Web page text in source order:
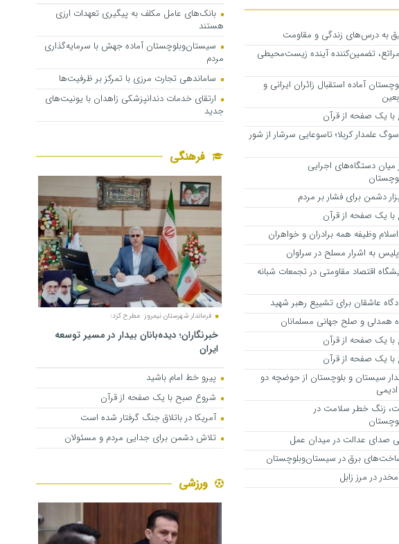
به درس‌های زندگی و مقاومت
تضمین‌کننده آینده زیست‌محیطی
آماده استقبال زائران ایرانی و
یک صفحه از قرآن
علمدار کربلا؛ تاسوعایی سرشار از شور
میان دستگاه‌های اجرایی
دشمن برای فشار بر مردم
یک صفحه از قرآن
وظیفه همه برادران و خواهران
به اشرار مسلح در سراوان
اقتصاد مقاومتی در تجمعات شبانه
عاشقان برای تشییع رهبر شهید
همدلی و صلح جهانی مسلمانان
یک صفحه از قرآن
یک صفحه از قرآن
سیستان و بلوچستان از حوضچه دو
زنگ خطر سلامت در
صدای عدالت در میدان عمل
برق در سیستان‌وبلوچستان
در مرز زابل
بانک‌های عامل مکلف به پیگیری تعهدات ارزی
هستند
سیستان‌وبلوچستان آماده جهش با سرمایه‌گذاری
مردم
ساماندهی تجارت مرزی با تمرکز بر ظرفیت‌ها
ارتقای خدمات دندانپزشکی زاهدان با یونیت‌های
جدید
فرهنگی
فرماندار شهرستان نیمروز مطرح کرد:
خبرنگاران؛ دیده‌بانان بیدار در مسیر توسعه
ایران
پیرو خط امام باشید
شروع صبح با یک صفحه از قرآن
آمریکا در باتلاق جنگ گرفتار شده است
تلاش دشمن برای جدایی مردم و مسئولان
ورزشی